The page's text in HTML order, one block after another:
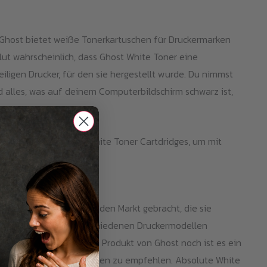
bietet weiße Tonerkartuschen für Druckermarken
wahrscheinlich, dass Ghost White Toner eine
Drucker, für den sie hergestellt wurde. Du nimmst
was auf deinem Computerbildschirm schwarz ist,
und empfiehlt die White Toner Cartdridges, um mit
für Laserdrucker auf den Markt gebracht, die sie
sind und in verschiedenen Druckermodellen
. Es ist weder ein Produkt von Ghost noch ist es ein
mit Farbpatronen zu empfehlen. Absolute White